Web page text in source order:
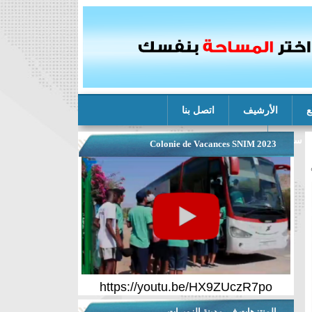
الأرشيف اتصل بنا
سنيم Colonie de Vacances SNIM 2023
https://youtu.be/HX9ZUczR7po